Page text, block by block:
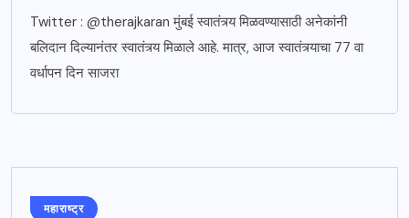
Twitter : @therajkaran मुंबई स्वातंत्र्य मिळवण्यासाठी अनेकांनी
बलिदान दिल्यानंतर स्वातंत्र्य मिळाले आहे. मात्र, आज स्वातंत्र्याचा 77 वा
वर्धापन दिन साजरा
महाराष्ट्र